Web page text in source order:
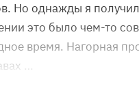
Но однажды я
это было чем-то
время. Нагорная
…